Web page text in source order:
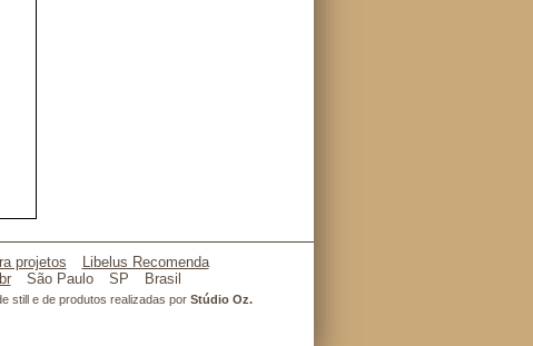
projetos
Libelus Recomenda
São Paulo SP Brasil
still e de produtos realizadas por Stúdio Oz.